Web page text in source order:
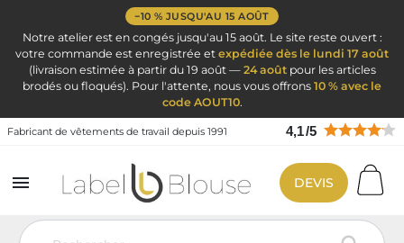
−10 % JUSQU'AU 15 AOÛT
Notre atelier est en congés jusqu'au 15 août. Le site reste ouvert :
votre commande est enregistrée et expédiée dès le lundi 17 août
(livraison estimée à partir du 19 août — 24 aoûtpour les articles
brodés ou floqués). Pour l'attente, nous vous offrons 10 % avec le
code AOUT10.
Fabricant de vêtements de travail depuis 1991 4,1/5
 DEVIS
Vêtement de travail Vêtements de cuisine
Veste de cuisine